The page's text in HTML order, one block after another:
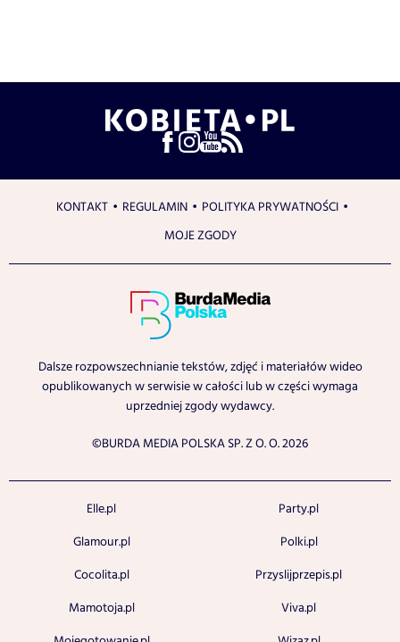
KONTAKT REGULAMIN
POLITYKA PRYWATNOŚCI
MOJE ZGODY
Dalsze rozpowszechnianie tekstów, zdjęć i materiałów wideo
opublikowanych w serwisie w całości lub w części wymaga
uprzedniej zgody wydawcy.
©BURDA MEDIA POLSKA SP. Z O. O. 2026
Elle.pl
Glamour.pl
Cocolita.pl
Mamotoja.pl
Party.pl
Polki.pl
Przyslijprzepis.pl
Viva.pl